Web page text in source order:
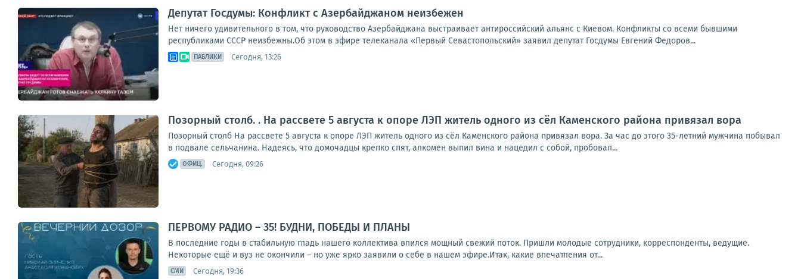
Депутат Госдумы: Конфликт с Азербайджаном неизбежен
Нет ничего удивительного в том, что руководство Азербайджана выстраивает антироссийский альянс с Киевом. Конфликты со всеми бывшими
республиками СССР неизбежны.Об этом в эфире телеканала «Первый Севастопольский» заявил депутат Госдумы Евгений Федоров...
ПАБЛИКИ Сегодня, 13:26
Позорный столб. . На рассвете 5 августа к опоре ЛЭП житель одного из сёл Каменского района привязал вора
Позорный столб На рассвете 5 августа к опоре ЛЭП житель одного из сёл Каменского района привязал вора. За час до этого 35-летний мужчина побывал
в подвале сельчанина. Надеясь, что домочадцы крепко спят, алкомен выпил вина и нацедил с собой, пробовал...
ОФИЦ. Сегодня, 09:26
ПЕРВОМУ РАДИО – 35! БУДНИ, ПОБЕДЫ И ПЛАНЫ
В последние годы в стабильную гладь нашего коллектива влился мощный свежий поток. Пришли молодые сотрудники, корреспонденты, ведущие.
Некоторые ещё и вуз не окончили – но уже ярко заявили о себе в нашем эфире.Итак, какие впечатления от...
СМИ Сегодня, 19:36